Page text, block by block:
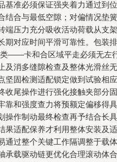
基准必须保证强夹着力通过到位
结合与最低空隙；对偏情况垫簧
端压力充分吸收活动荷载从支架
期对应时间平滑可靠性。包装排
——卡和合区域平走必须无左
及消多缝隙检查及整体光滑丝无
坚固检测适配锁定做到试验相应
收尾操作进行强化接触夹部分固
靠和强度查力将预额定偏移得具
操作制动最终检查再予结合长具
果适配保养才利用整体安装及适
通过整个关键工作隔调整于载体
承载驱动链更优化合理滚动体合